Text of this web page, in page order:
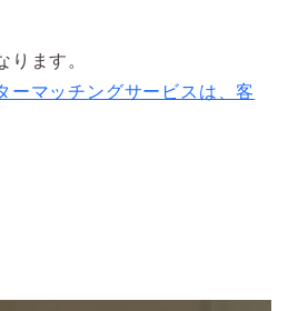
ります。
ーマッチングサービスは、客